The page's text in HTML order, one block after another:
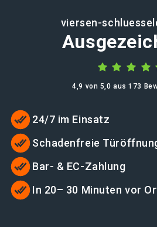
viersen-
4,9 von 5,0 aus 173
24/7 im Einsatz
Schadenfreie
Bar- & EC-Zahlung
In 20– 30 Minuten vor